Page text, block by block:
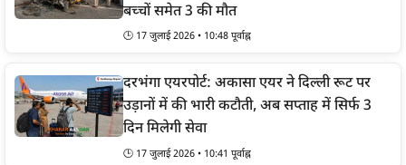
बच्चों समेत 3 की मौत
🕒 17 जुलाई 2026 • 10:48 पूर्वाह्न
दरभंगा एयरपोर्ट: अकासा एयर ने दिल्ली रूट पर
उड़ानों में की भारी कटौती, अब सप्ताह में सिर्फ 3
दिन मिलेगी सेवा
🕒 17 जुलाई 2026 • 10:41 पूर्वाह्न